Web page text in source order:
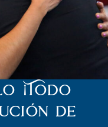
¡Todo
de